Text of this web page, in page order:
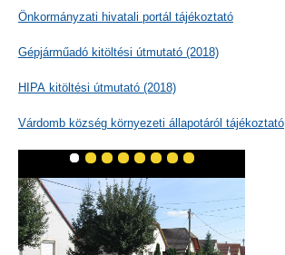
Önkormányzati hivatali portál tájékoztató
Gépjárműadó kitöltési útmutató (2018)
HIPA kitöltési útmutató (2018)
Várdomb község környezeti állapotáról tájékoztató